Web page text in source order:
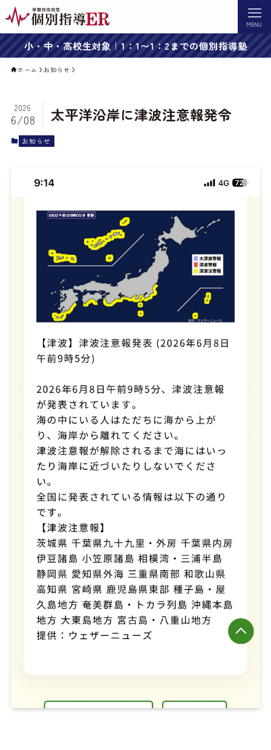
MENU
小・中・高校生対象｜1：1〜1：2までの個別指導塾
ホーム お知らせ
太平洋沿岸に津波注意報発令
2026
6/08
お知らせ